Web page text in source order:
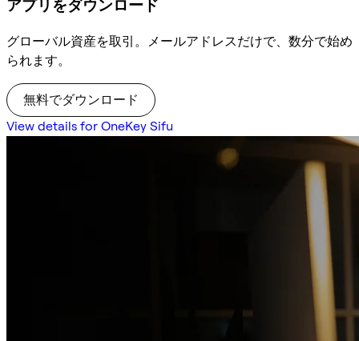
アプリをダウンロード
グローバル資産を取引。メールアドレスだけで、数分で始め
られます。
無料でダウンロード
View details for OneKey Sifu